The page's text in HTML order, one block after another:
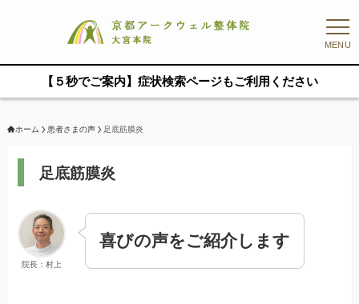
MENU
【５秒でご案内】症状検索ページもご利用ください
ホーム 患者さまの声 足底筋膜炎
足底筋膜炎
院長：村上
喜びの声をご紹介します